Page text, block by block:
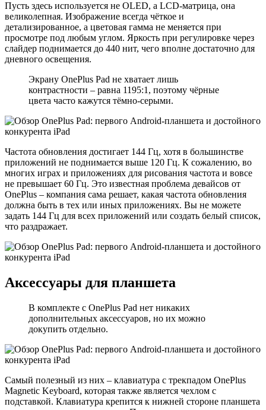
Пусть здесь используется не OLED, а LCD-матрица, она
великолепная. Изображение всегда чёткое и
детализированное, а цветовая гамма не меняется при
просмотре под любым углом. Яркость при регулировке через
слайдер поднимается до 440 нит, чего вполне достаточно для
дневного освещения.
Экрану OnePlus Pad не хватает лишь
контрастности – равна 1195:1, поэтому чёрные
цвета часто кажутся тёмно-серыми.
Частота обновления достигает 144 Гц, хотя в большинстве
приложений не поднимается выше 120 Гц. К сожалению, во
многих играх и приложениях для рисования частота и вовсе
не превышает 60 Гц. Это известная проблема девайсов от
OnePlus – компания сама решает, какая частота обновления
должна быть в тех или иных приложениях. Вы не можете
задать 144 Гц для всех приложений или создать белый список,
что раздражает.
Аксессуары для планшета
В комплекте с OnePlus Pad нет никаких
дополнительных аксессуаров, но их можно
докупить отдельно.
Самый полезный из них – клавиатура с трекпадом OnePlus
Magnetic Keyboard, которая также является чехлом с
подставкой. Клавиатура крепится к нижней стороне планшета